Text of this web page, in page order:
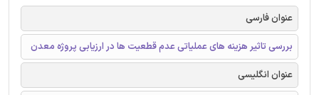
عنوان فارسی
بررسی تاثیر هزینه های عملیاتی عدم قطعیت ها در ارزیابی پروژه معدن
عنوان انگلیسی